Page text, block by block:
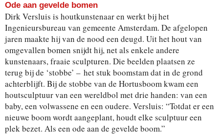
Ode aan gevelde bomen
Dirk Versluis is houtkunstenaar en werkt bij het
Ingenieursbureau van gemeente Amsterdam. De afgelopen
jaren maakte hij van de nood een deugd. Uit het hout van
omgevallen bomen snijdt hij, net als enkele andere
kunstenaars, fraaie sculpturen. Die beelden plaatsen ze
terug bij de ‘stobbe’ – het stuk boomstam dat in de grond
achterblijft. Bij de stobbe van de Hortusboom kwam een
houtsculptuur van een wereldbol met drie handen: van een
baby, een volwassene en een oudere. Versluis: “Totdat er een
nieuwe boom wordt aangeplant, houdt elke sculptuur een
plek bezet. Als een ode aan de gevelde boom.”